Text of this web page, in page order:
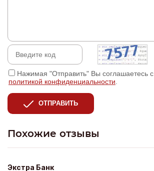
Нажимая "Отправить" Вы соглашаетесь с
политикой конфиденциальности
ОТПРАВИТЬ
Похожие отзывы
Экстра Банк